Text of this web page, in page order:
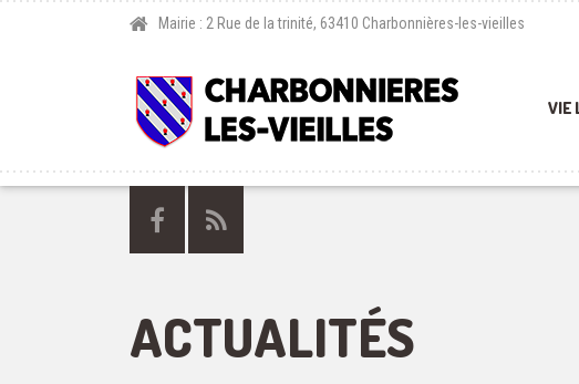
Mairie : 2 Rue de la trinité, 63410 Charbonnières-les-vieilles
VIE
ACTUALITÉS